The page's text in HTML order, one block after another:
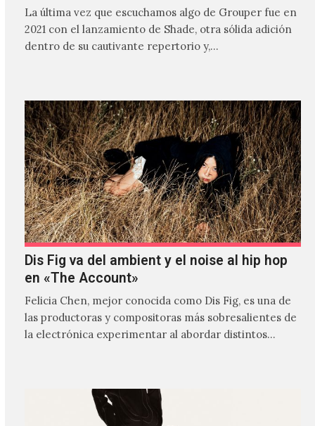
La última vez que escuchamos algo de Grouper fue en
2021 con el lanzamiento de Shade, otra sólida adición
dentro de su cautivante repertorio y,…
Dis Fig va del ambient y el noise al hip hop
en «The Account»
Felicia Chen, mejor conocida como Dis Fig, es una de
las productoras y compositoras más sobresalientes de
la electrónica experimentar al abordar distintos